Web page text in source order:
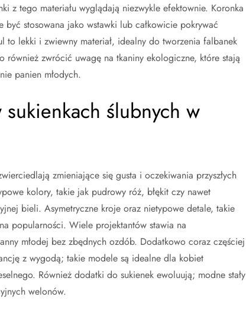
z tego materiału wyglądają niezwykle efektownie. Koronka
stosowana jako wstawki lub całkowicie pokrywać
to lekki i zwiewny materiał, idealny do tworzenia falbanek
zwrócić uwagę na tkaniny ekologiczne, które stają
panien młodych.
ślubnych w
zmieniające się gusta i oczekiwania przyszłych
kolory, takie jak pudrowy róż, błękit czy nawet
bieli. Asymetryczne kroje oraz nietypowe detale, takie
popularności. Wiele projektantów stawia na
młodej bez zbędnych ozdób. Dodatkowo coraz częściej
z wygodą; takie modele są idealne dla kobiet
Również dodatki do sukienek ewoluują; modne stały
welonów.